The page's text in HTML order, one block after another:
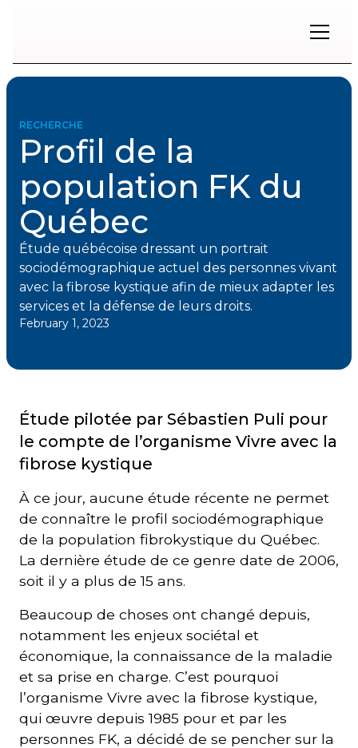
RECHERCHE
Profil de la
population FK du
Québec
Étude québécoise dressant un portrait
sociodémographique actuel des personnes vivant
avec la fibrose kystique afin de mieux adapter les
services et la défense de leurs droits.
February 1, 2023
Étude pilotée par Sébastien Puli pour
le compte de l’organisme Vivre avec la
fibrose kystique
À ce jour, aucune étude récente ne permet
de connaître le profil sociodémographique
de la population fibrokystique du Québec.
La dernière étude de ce genre date de 2006,
soit il y a plus de 15 ans.
Beaucoup de choses ont changé depuis,
notamment les enjeux sociétal et
économique, la connaissance de la maladie
et sa prise en charge. C’est pourquoi
l’organisme Vivre avec la fibrose kystique,
qui œuvre depuis 1985 pour et par les
personnes FK, a décidé de se pencher sur la
Restons
en
contact
Inscrivez-
vous
à
notre
infolettre
pour
rester
à
l'affût
des
nouveautés.
Lien
avec
*
M'inscrire